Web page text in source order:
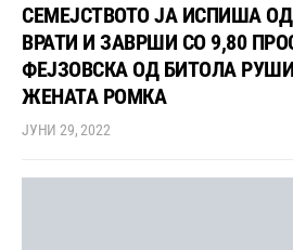
СЕМЕЈСТВОТО ЈА ИСПИША
ВРАТИ И ЗАВРШИ СО 9,80
ФЕЈЗОВСКА ОД БИТОЛА
ЖЕНАТА РОМКА
ЈУНИ 29, 2022